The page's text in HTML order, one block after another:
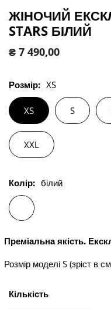
ЖІНОЧИЙ
STARS БІЛИЙ
Звичайна
₴ 7 490,00
Розмір: XS
XS S
XXL
Колір: білий
Преміальна якість.
Розмір моделі S (зріст в
Кількість